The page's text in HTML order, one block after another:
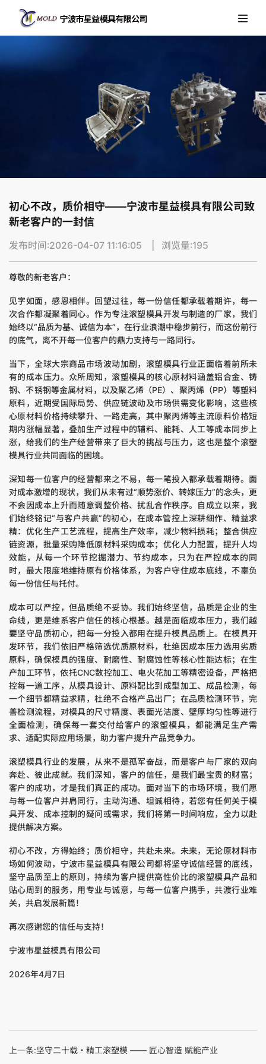
初心不改，质价相守——宁波市星益模具有限公司致
新老客户的一封信
发布时间:2026-04-07 11:16:05 | 浏览量:195
尊敬的新老客户：
见字如面，感恩相伴。回望过往，每一份信任都承载着期许，每一
次合作都凝聚着同心。作为专注滚塑模具开发与制造的厂家，我们
始终以“品质为基、诚信为本”，在行业浪潮中稳步前行，而这份前行
的底气，离不开每一位客户的鼎力支持与一路同行。
当下，全球大宗商品市场波动加剧，滚塑模具行业正面临着前所未
有的成本压力。众所周知，滚塑模具的核心原材料涵盖铝合金、铸
钢、不锈钢等金属材料，以及聚乙烯（PE）、聚丙烯（PP）等塑料
原料，近期受国际局势、供应链波动及市场供需变化影响，这些核
心原材料价格持续攀升、一路走高，其中聚丙烯等主流原料价格短
期内涨幅显著，叠加生产过程中的辅料、能耗、人工等成本同步上
涨，给我们的生产经营带来了巨大的挑战与压力，这也是整个滚塑
模具行业共同面临的困境。
深知每一位客户的经营都来之不易，每一笔投入都承载着期待。面
对成本激增的现状，我们从未有过“顺势涨价、转嫁压力”的念头，更
不会因成本上升而随意调整价格、扰乱合作秩序。自成立以来，我
们始终铭记“与客户共赢”的初心，在成本管控上深耕细作、精益求
精：优化生产工艺流程，提高生产效率，减少物料损耗；整合供应
链资源，批量采购降低原材料采购成本；优化人力配置，提升人均
效能，从每一个环节挖掘潜力、节约成本，只为在严控成本的同
时，最大限度地维持原有价格体系，为客户守住成本底线，不辜负
每一份信任与托付。
成本可以严控，但品质绝不妥协。我们始终坚信，品质是企业的生
命线，更是维系客户信任的核心根基。越是面临成本压力，我们越
要坚守品质初心，把每一分投入都用在提升模具品质上。在模具开
发环节，我们依旧严格筛选优质原材料，杜绝因成本压力选用劣质
原料，确保模具的强度、耐磨性、耐腐蚀性等核心性能达标；在生
产加工环节，依托CNC数控加工、电火花加工等精密设备，严格把
控每一道工序，从模具设计、原料配比到成型加工、成品检测，每
一个细节都精益求精，杜绝不合格产品出厂；在品质检测环节，完
善检测流程，对模具的尺寸精度、表面光洁度、壁厚均匀性等进行
全面检测，确保每一套交付给客户的滚塑模具，都能满足生产需
求、适配实际应用场景，助力客户提升产品竞争力。
滚塑模具行业的发展，从来不是孤军奋战，而是客户与厂家的双向
奔赴、彼此成就。我们深知，客户的信任，是我们最宝贵的财富；
客户的成功，才是我们真正的成功。面对当下的市场环境，我们愿
与每一位客户并肩同行，主动沟通、坦诚相待，若您有任何关于模
具开发、成本控制的疑问或需求，我们将第一时间响应，全力以赴
提供解决方案。
初心不改，方得始终；质价相守，共赴未来。未来，无论原材料市
场如何波动，宁波市星益模具有限公司都将坚守诚信经营的底线，
坚守品质至上的原则，持续为客户提供高性价比的滚塑模具产品和
贴心周到的服务，用专业与诚意，与每一位客户携手，共渡行业难
关，共启发展新篇！
再次感谢您的信任与支持！
宁波市星益模具有限公司
2026年4月7日
上一条:坚守二十载・精工滚塑模 —— 匠心智造 赋能产业